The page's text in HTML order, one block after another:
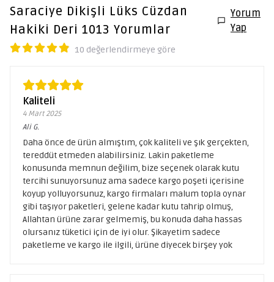
Saraciye Dikişli Lüks Cüzdan
Hakiki Deri 1013 Yorumlar
Yorum
Yap
10 değerlendirmeye göre
Kaliteli
4 Mart 2025
Ali G.
Daha önce de ürün almıştım, çok kaliteli ve şık gerçekten,
tereddüt etmeden alabilirsiniz. Lakin paketleme
konusunda memnun değilim, bize seçenek olarak kutu
tercihi sunuyorsunuz ama sadece kargo poşeti içerisine
koyup yolluyorsunuz, kargo firmaları malum topla oynar
gibi taşıyor paketleri, gelene kadar kutu tahrip olmuş,
Allahtan ürüne zarar gelmemiş, bu konuda daha hassas
olursanız tüketici için de iyi olur. Şikayetim sadece
paketleme ve kargo ile ilgili, ürüne diyecek birşey yok